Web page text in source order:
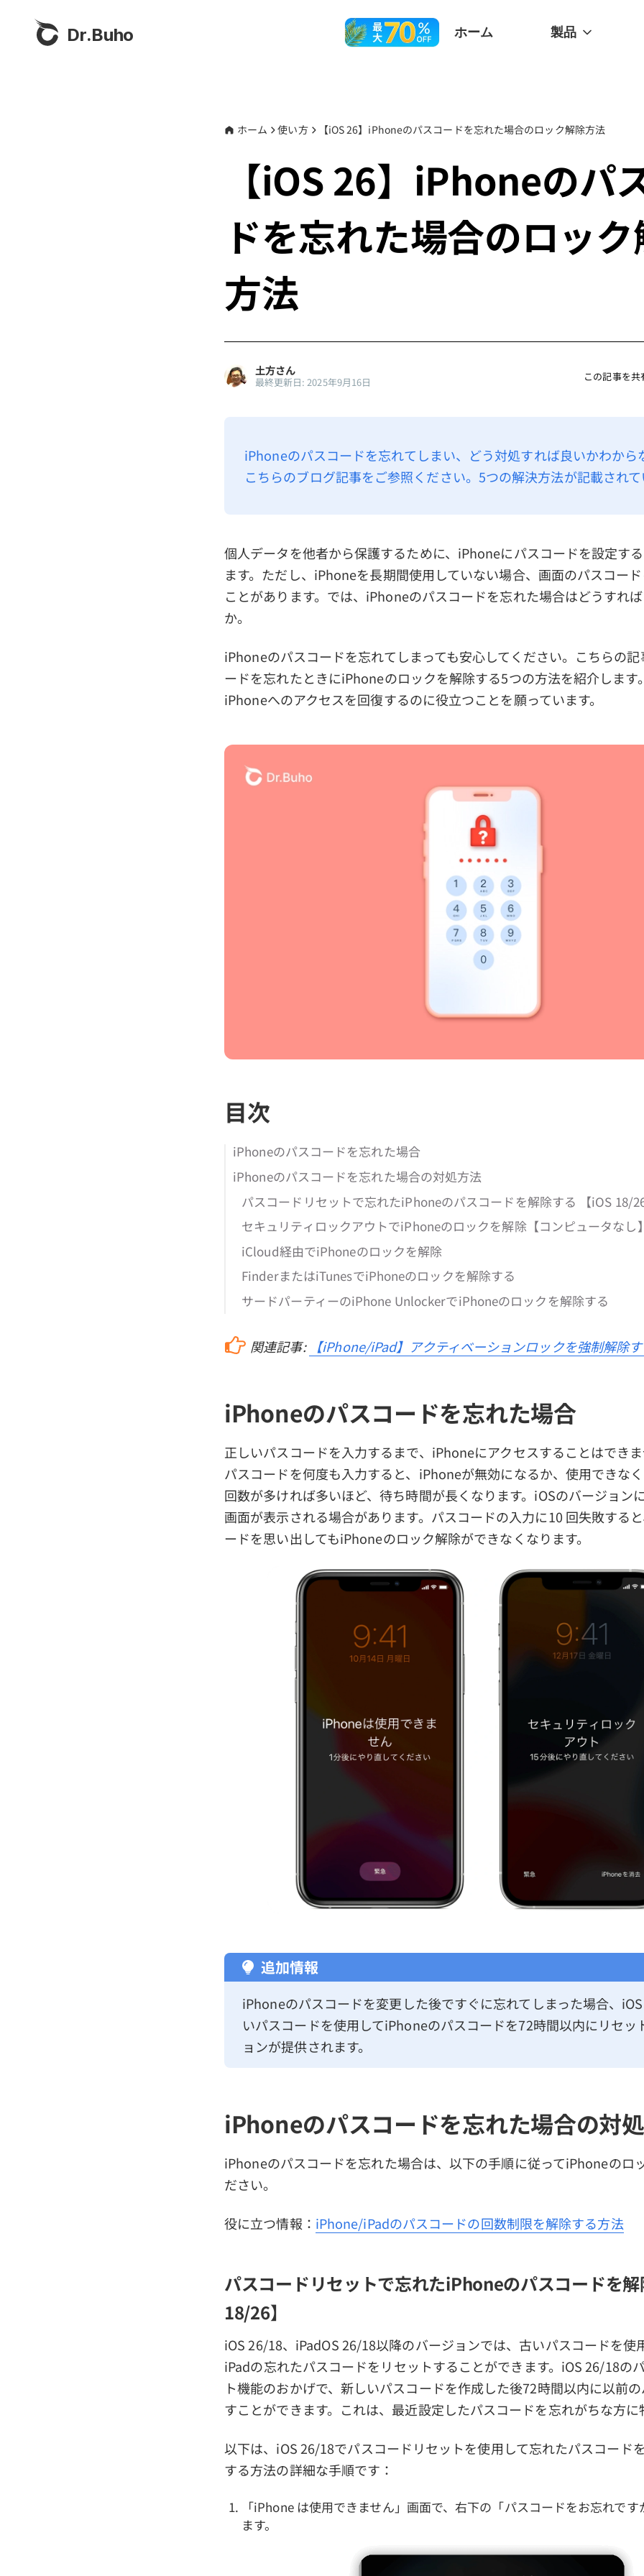
Dr.Buho ホーム 製品
ホーム 使い方 【iOS 26】iPhoneのパスコードを忘れた場合のロック解除方法
【iOS 26】iPhoneのパ
ドを忘れた場合のロッ
方法
土方さん
最終更新日: 2025年9月16日 この記事を共
iPhoneのパスコードを忘れてしまい、どう対処すれば良いかわから
こちらのブログ記事をご参照ください。5つの解決方法が記載され
個人データを他者から保護するために、iPhoneにパスコードを設定す
ます。ただし、iPhoneを長期間使用していない場合、画面のパスコー
ことがあります。では、iPhoneのパスコードを忘れた場合はどうすれ
か。
iPhoneのパスコードを忘れてしまっても安心してください。こちらの
ードを忘れたときにiPhoneのロックを解除する5つの方法を紹介します
iPhoneへのアクセスを回復するのに役立つことを願っています。
目次
iPhoneのパスコードを忘れた場合
iPhoneのパスコードを忘れた場合の対処方法
パスコードリセットで忘れたiPhoneのパスコードを解除する 【iOS 18/
セキュリティロックアウトでiPhoneのロックを解除【コンピュータなし
iCloud経由でiPhoneのロックを解除
FinderまたはiTunesでiPhoneのロックを解除する
サードパーティーのiPhone UnlockerでiPhoneのロックを解除する
関連記事: 【iPhone/iPad】アクティベーションロックを強制解除
iPhoneのパスコードを忘れた場合
正しいパスコードを入力するまで、iPhoneにアクセスすることはでき
パスコードを何度も入力すると、iPhoneが無効になるか、使用できな
回数が多ければ多いほど、待ち時間が長くなります。iOSのバージョン
画面が表示される場合があります。パスコードの入力に10 回失敗する
ードを思い出してもiPhoneのロック解除ができなくなります。
追加情報
iPhoneのパスコードを変更した後ですぐに忘れてしまった場合、
いパスコードを使用してiPhoneのパスコードを72時間以内にリセッ
ョンが提供されます。
iPhoneのパスコードを忘れた場合の対
iPhoneのパスコードを忘れた場合は、以下の手順に従ってiPhoneのロ
ださい。
役に立つ情報： iPhone/iPadのパスコードの回数制限を解除する方法
パスコードリセットで忘れたiPhoneのパスコードを
18/26】
iOS 26/18、iPadOS 26/18以降のバージョンでは、古いパスコードを使
iPadの忘れたパスコードをリセットすることができます。iOS 26/18の
ト機能のおかげで、新しいパスコードを作成した後72時間以内に以前
すことができます。これは、最近設定したパスコードを忘れがちな方に
以下は、iOS 26/18でパスコードリセットを使用して忘れたパスコード
する方法の詳細な手順です：
「iPhone は使用できません」画面で、右下の「パスコードをお忘れで
ます。